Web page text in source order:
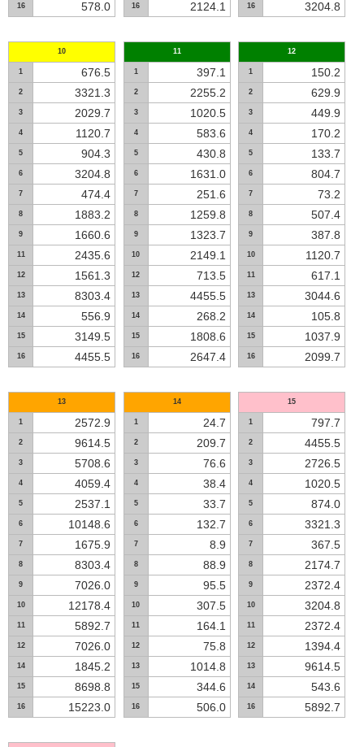
16 578.0 16 2124.1 16 3204.8
10
1 676.5
2 3321.3
3 2029.7
4 1120.7
5 904.3
6 3204.8
7 474.4
8 1883.2
9 1660.6
11 2435.6
12 1561.3
13 8303.4
14 556.9
15 3149.5
16 4455.5
11
1 397.1
2 2255.2
3 1020.5
4 583.6
5 430.8
6 1631.0
7 251.6
8 1259.8
9 1323.7
10 2149.1
12 713.5
13 4455.5
14 268.2
15 1808.6
16 2647.4
12
1 150.2
2 629.9
3 449.9
4 170.2
5 133.7
6 804.7
7 73.2
8 507.4
9 387.8
10 1120.7
11 617.1
13 3044.6
14 105.8
15 1037.9
16 2099.7
13
1 2572.9
2 9614.5
3 5708.6
4 4059.4
5 2537.1
6 10148.6
7 1675.9
8 8303.4
9 7026.0
10 12178.4
11 5892.7
12 7026.0
14 1845.2
15 8698.8
16 15223.0
14
1 24.7
2 209.7
3 76.6
4 38.4
5 33.7
6 132.7
7 8.9
8 88.9
9 95.5
10 307.5
11 164.1
12 75.8
13 1014.8
15 344.6
16 506.0
15
1 797.7
2 4455.5
3 2726.5
4 1020.5
5 874.0
6 3321.3
7 367.5
8 2174.7
9 2372.4
10 3204.8
11 2372.4
12 1394.4
13 9614.5
14 543.6
16 5892.7